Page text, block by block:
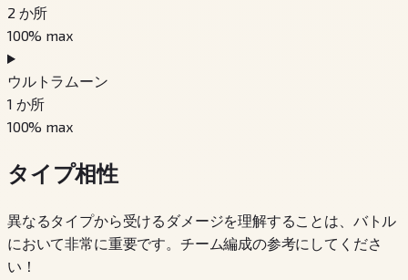
2 か所
100% max
ウルトラムーン
1 か所
100% max
タイプ相性
異なるタイプから受けるダメージを理解することは、バトル
において非常に重要です。チーム編成の参考にしてくださ
い！